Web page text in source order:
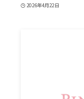
2026年4月22日